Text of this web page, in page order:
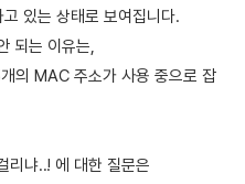
있는 상태로 보여집니다.
되는 이유는,
의 MAC 주소가 사용 중으로 잡
리냐..! 에 대한 질문은